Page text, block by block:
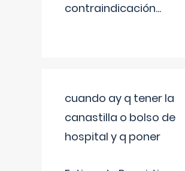
contraindicación...
cuando ay q tener la
canastilla o bolso de
hospital y q poner